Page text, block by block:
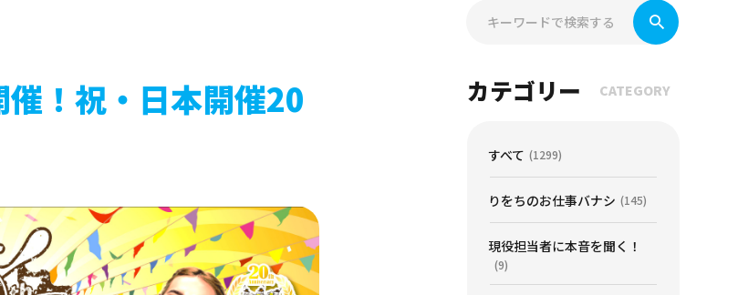
！祝・日本開催20
カテゴリー CATEGORY
すべて (1299)
りをちのお仕事バナシ (145)
現役担当者に本音を聞く！
(9)